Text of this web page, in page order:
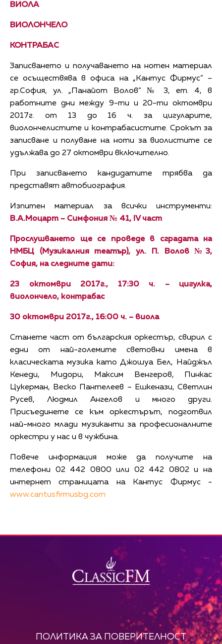
ВИОЛА
ВИОЛОНЧЕЛО
КОНТРАБАС
Записването и получаването на нотен материал
се осъществява в офиса на „Кантус Фирмус” –
гр.София, ул. „Панайот Волов” № 3, ет. 4, в
работните дни между 9-ти и 20-ти октомври
2017г. от 13 до 16 ч. за цигуларите,
виолончелистите и контрабасистите. Срокът за
записване и полуване на ноти за виолистите се
удължава до 27 октомври включително.
При записването кандидатите трябва да
представят автобиография.
Изпитен материал за всички инструменти:
В.А.Моцарт – Симфония № 41, IV част
Прослушването ще се проведе в сградата на
НМБЦ (Музикалния театър), ул. П. Волов №3,
София, на следните дати:
23 октомври 2017г., 17:30 ч. – цигулка,
виолончело, контрабас
30 октомври 2017г., 16:00 ч. – виола
Станете част от българския оркестър, свирил с
едни от най-големите световни имена в
класическата музика като Джошуа Бел, Найджъл
Кенеди, Мидори, Максим Венгеров, Пинкас
Цукерман, Веско Пантелеев – Ешкенази, Светлин
Русев, Людмил Ангелов и много други.
Присъединете се към оркестърът, подготвил
най-много млади музиканти за професионалните
оркестри у нас и в чужбина.
Повече информация може да получите на
телефони 02 442 0800 или 02 442 0802 и на
интернет страницата на Кантус Фирмус -
www.cantusfirmusbg.com
ПОЛИТИКА ЗА ПОВЕРИТЕЛНОСТ